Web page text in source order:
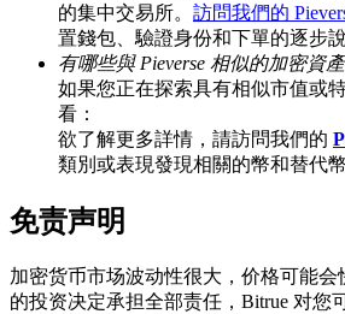
BTC 專享獎勵
充值並交易BTC瓜分 25,000 USDT
的集中交易所。 訪問我們的
置錢包、驗證身份和下單的逐步說
有哪些與 Pieverse 相似的加密資
如果您正在探索具有相似市值或
看：
欲了解更多詳情，請訪問我們的
類別或表現發現相關的幣和替代幣
免责声明
加密货币市场波动性很大，价格可能会
的投资决定承担全部责任，Bitrue 对您